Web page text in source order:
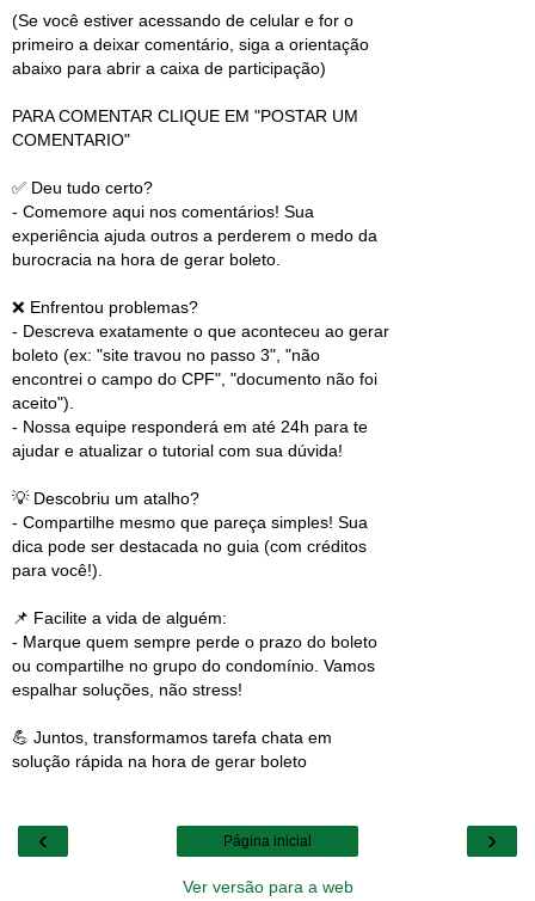
(Se você estiver acessando de celular e for o
primeiro a deixar comentário, siga a orientação
abaixo para abrir a caixa de participação)
PARA COMENTAR CLIQUE EM "POSTAR UM
COMENTARIO"
✅ Deu tudo certo?
- Comemore aqui nos comentários! Sua
experiência ajuda outros a perderem o medo da
burocracia na hora de gerar boleto.
❌ Enfrentou problemas?
- Descreva exatamente o que aconteceu ao gerar
boleto (ex: "site travou no passo 3", "não
encontrei o campo do CPF", "documento não foi
aceito").
- Nossa equipe responderá em até 24h para te
ajudar e atualizar o tutorial com sua dúvida!
💡 Descobriu um atalho?
- Compartilhe mesmo que pareça simples! Sua
dica pode ser destacada no guia (com créditos
para você!).
📌 Facilite a vida de alguém:
- Marque quem sempre perde o prazo do boleto
ou compartilhe no grupo do condomínio. Vamos
espalhar soluções, não stress!
💪 Juntos, transformamos tarefa chata em
solução rápida na hora de gerar boleto
‹ ›
Página inicial
Ver versão para a web